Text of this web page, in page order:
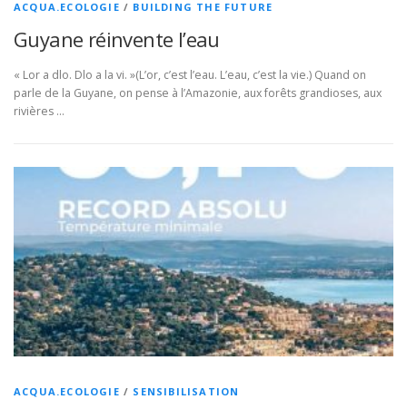
ACQUA.ECOLOGIE / BUILDING THE FUTURE
Guyane réinvente l’eau
« Lor a dlo. Dlo a la vi. »(L’or, c’est l’eau. L’eau, c’est la vie.) Quand on
parle de la Guyane, on pense à l’Amazonie, aux forêts grandioses, aux
rivières …
ACQUA.ECOLOGIE / SENSIBILISATION